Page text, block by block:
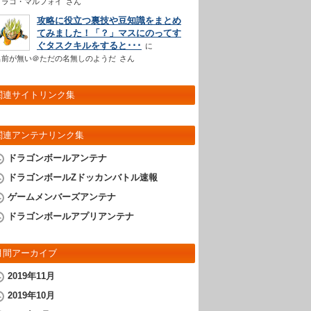
攻略に役立つ裏技や豆知識をまとめ
てみました！「？」マスにのってす
ぐタスクキルをすると･･･
前が無い＠ただの名無しのようだ さん
連サイトリンク集
連アンテナリンク集
ドラゴンボールアンテナ
ドラゴンボールZドッカンバトル速報
ゲームメンバーズアンテナ
ドラゴンボールアプリアンテナ
間アーカイブ
2019年11月
2019年10月